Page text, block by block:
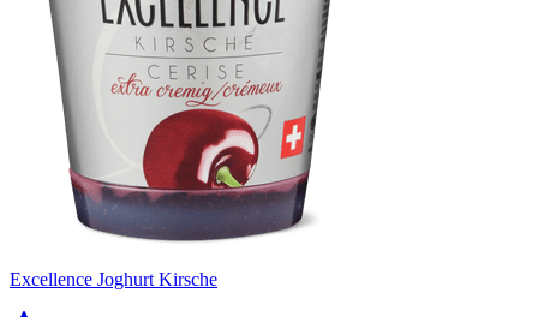
Excellence Joghurt Kirsche